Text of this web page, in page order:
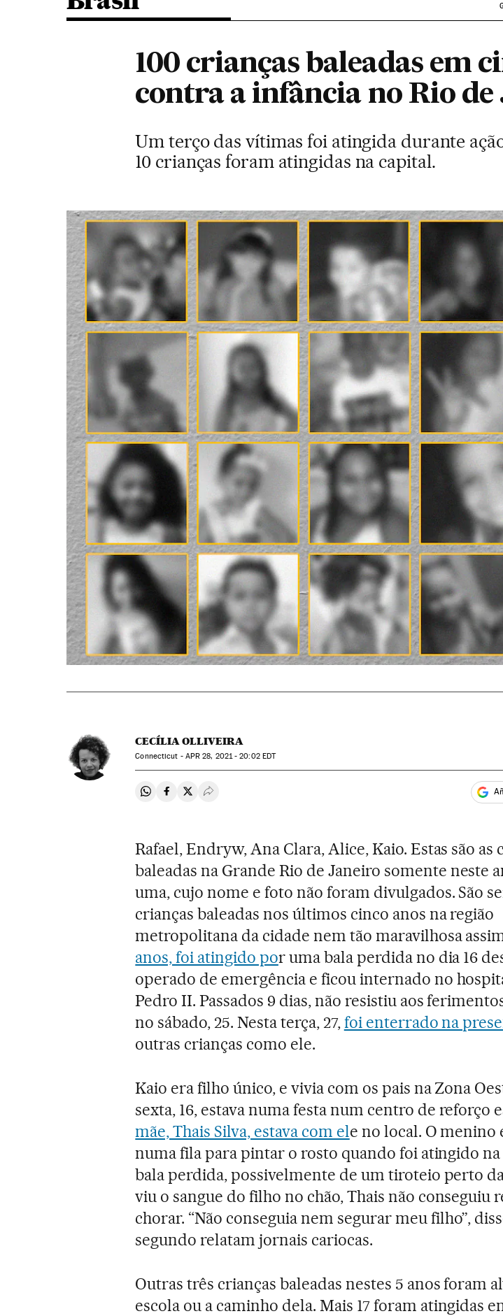
100 crianças baleadas em
contra a infância no Rio de
Um terço das vítimas foi atingida durante
10 crianças foram atingidas na capital.
CECÍLIA OLLIVEIRA
Connecticut - APR 28, 2021 - 20:02EDT
Compartir en Whatsapp
Compartir en Facebook
Compartir en Twitter
Desplegar Redes Sociales
Rafael, Endryw, Ana Clara, Alice, Kaio. Estas são as
baleadas na Grande Rio de Janeiro somente neste
uma, cujo nome e foto não foram divulgados. São
crianças baleadas nos últimos cinco anos na região
metropolitana da cidade nem tão maravilhosa
anos, foi atingido por uma bala perdida no dia 16
operado de emergência e ficou internado no
Pedro II. Passados 9 dias, não resistiu aos
no sábado, 25. Nesta terça, 27,foi enterrado na
outras crianças como ele.
Kaio era filho único, e vivia com os pais na Zona
sexta, 16, estava numa festa num centro de reforço
mãe, Thais Silva, estava com ele no local. O menino
numa fila para pintar o rosto quando foi atingido na
bala perdida, possivelmente de um tiroteio perto
viu o sangue do filho no chão, Thais não conseguiu
chorar. “Não conseguia nem segurar meu filho”,
segundo relatam jornais cariocas.
Outras três crianças baleadas nestes 5 anos foram
escola ou a caminho dela. Mais 17 foram atingidas